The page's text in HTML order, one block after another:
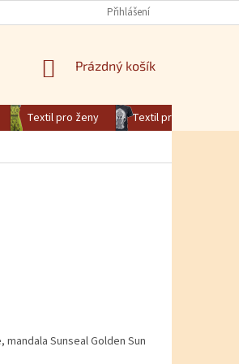
Přihlášení
NÁKUPNÍ KOŠÍK
Prázdný košík
Textil pro ženy Textil pro muže
Sunseal Golden Sun